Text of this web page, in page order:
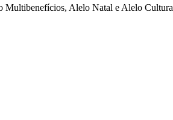
Multibenefícios, Alelo Natal e Alelo Cultura